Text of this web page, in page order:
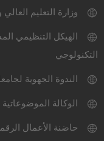
وزارة التعليم
الهيكل التنظيمي
التكنولوجي
الندوة الجهوية
الوكالة
حاضنة الأعمال